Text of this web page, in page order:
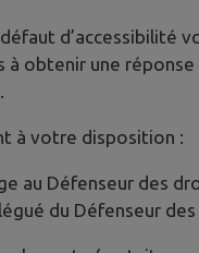
d’accessibilité
à obtenir une
à votre disposition :
au Défenseur des
du Défenseur